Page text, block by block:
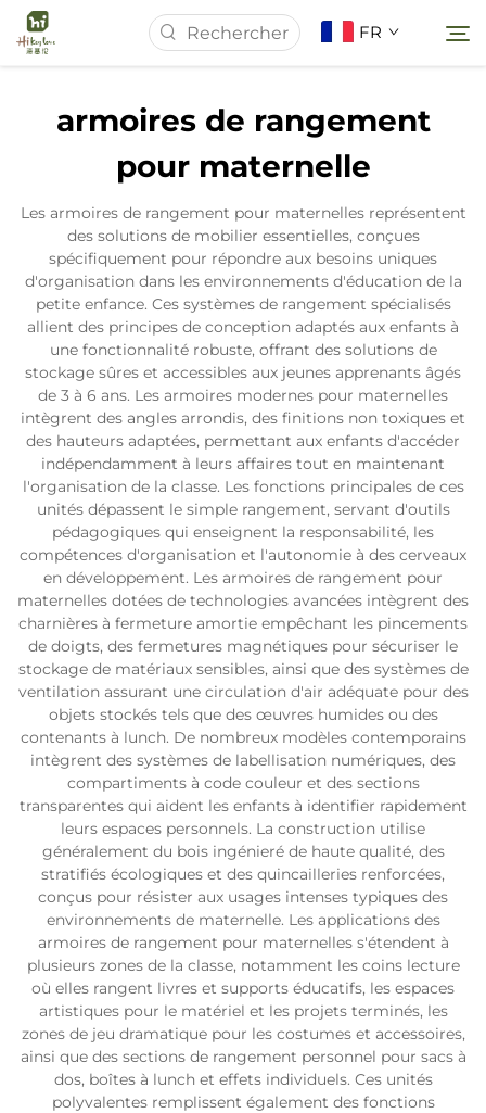
FR
À Propos de Nous
Produits
Actualités
Études de Cas
Contactez-nous
armoires de rangement
pour maternelle
Les armoires de rangement pour maternelles représentent
des solutions de mobilier essentielles, conçues
spécifiquement pour répondre aux besoins uniques
d'organisation dans les environnements d'éducation de la
petite enfance. Ces systèmes de rangement spécialisés
allient des principes de conception adaptés aux enfants à
une fonctionnalité robuste, offrant des solutions de
stockage sûres et accessibles aux jeunes apprenants âgés
de 3 à 6 ans. Les armoires modernes pour maternelles
intègrent des angles arrondis, des finitions non toxiques et
des hauteurs adaptées, permettant aux enfants d'accéder
indépendamment à leurs affaires tout en maintenant
l'organisation de la classe. Les fonctions principales de ces
unités dépassent le simple rangement, servant d'outils
pédagogiques qui enseignent la responsabilité, les
compétences d'organisation et l'autonomie à des cerveaux
en développement. Les armoires de rangement pour
maternelles dotées de technologies avancées intègrent des
charnières à fermeture amortie empêchant les pincements
de doigts, des fermetures magnétiques pour sécuriser le
stockage de matériaux sensibles, ainsi que des systèmes de
ventilation assurant une circulation d'air adéquate pour des
objets stockés tels que des œuvres humides ou des
contenants à lunch. De nombreux modèles contemporains
intègrent des systèmes de labellisation numériques, des
compartiments à code couleur et des sections
transparentes qui aident les enfants à identifier rapidement
leurs espaces personnels. La construction utilise
généralement du bois ingénieré de haute qualité, des
stratifiés écologiques et des quincailleries renforcées,
conçus pour résister aux usages intenses typiques des
environnements de maternelle. Les applications des
armoires de rangement pour maternelles s'étendent à
plusieurs zones de la classe, notamment les coins lecture
où elles rangent livres et supports éducatifs, les espaces
artistiques pour le matériel et les projets terminés, les
zones de jeu dramatique pour les costumes et accessoires,
ainsi que des sections de rangement personnel pour sacs à
dos, boîtes à lunch et effets individuels. Ces unités
polyvalentes remplissent également des fonctions